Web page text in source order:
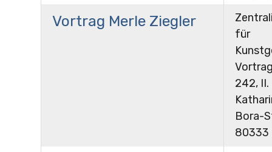
Vortrag Merle Ziegler
für
242, II.
Bora-
80333